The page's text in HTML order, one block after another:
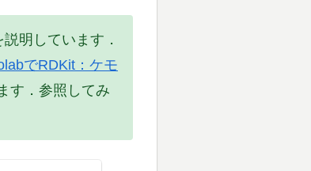
明しています．
でRDKit：ケモ
す．参照してみ